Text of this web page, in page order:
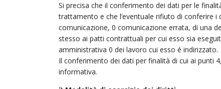
Si precisa che il conferimento dei dati per le
trattamento e che l’eventuale rifiuto di conferire
comunicazione, 0 comunicazione errata, di una
stesso ai patti contrattuali per cui esso sia
amministrativa 0 dei lavoro cui esso é indirizzato.
Il conferimento dei dati per finalità di cui ai punti
informativa.